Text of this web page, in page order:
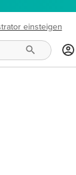
einsteigen